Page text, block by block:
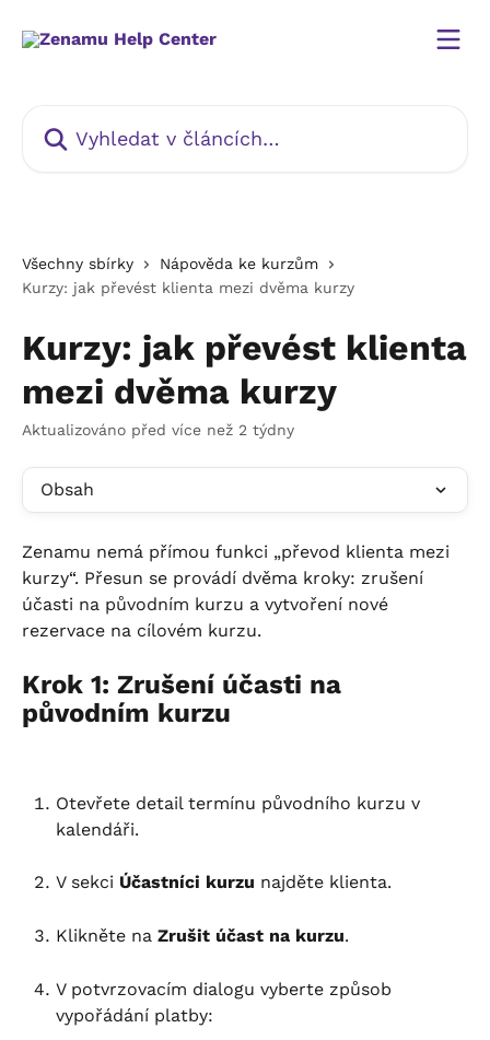
Všechny sbírky
Nápověda ke kurzům
Kurzy: jak převést klienta mezi dvěma kurzy
Kurzy: jak převést klienta
mezi dvěma kurzy
Aktualizováno před více než 2 týdny
Obsah
Zenamu nemá přímou funkci „převod klienta mezi
kurzy“. Přesun se provádí dvěma kroky: zrušení
účasti na původním kurzu a vytvoření nové
rezervace na cílovém kurzu.
Krok 1: Zrušení účasti na
původním kurzu
Otevřete detail termínu původního kurzu v
kalendáři.
V sekci Účastníci kurzu najděte klienta.
Klikněte na Zrušit účast na kurzu.
V potvrzovacím dialogu vyberte způsob
vypořádání platby: